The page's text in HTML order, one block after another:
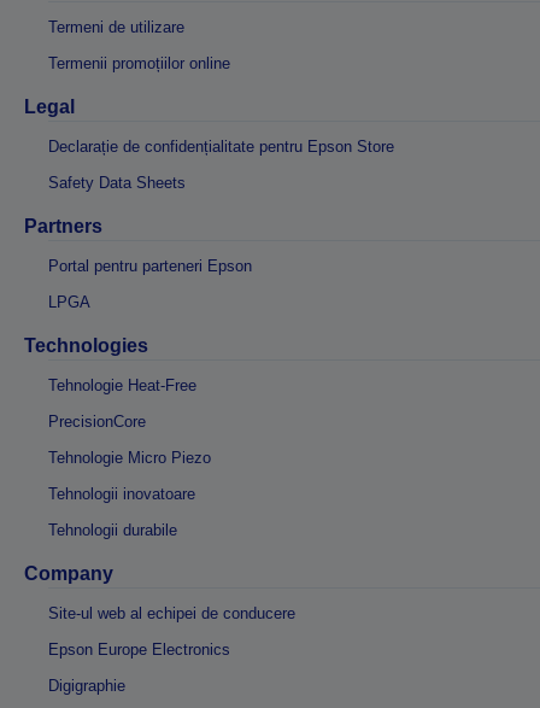
Termeni de utilizare
Termenii promoțiilor online
Legal
Declarație de confidențialitate pentru Epson Store
Safety Data Sheets
Partners
Portal pentru parteneri Epson
LPGA
Technologies
Tehnologie Heat-Free
PrecisionCore
Tehnologie Micro Piezo
Tehnologii inovatoare
Tehnologii durabile
Company
Site-ul web al echipei de conducere
Epson Europe Electronics
Digigraphie